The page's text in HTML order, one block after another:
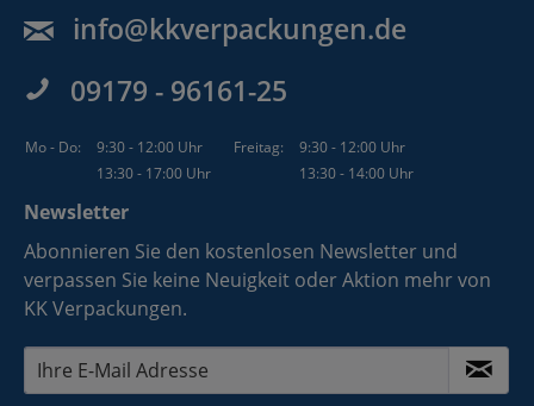
info@kkverpackungen.de
09179 - 96161-25
Mo - Do: 9:30 - 12:00 Uhr Freitag:
9:30 - 12:00 Uhr
13:30 - 17:00 Uhr
13:30 - 14:00 Uhr
Newsletter
Abonnieren Sie den kostenlosen Newsletter und
verpassen Sie keine Neuigkeit oder Aktion mehr von
KK Verpackungen.